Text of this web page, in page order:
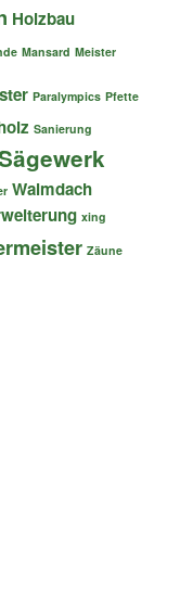
Holzbau
Mansard Meister
Paralympics Pfette
Sanierung
Walmdach
xing
Zäune